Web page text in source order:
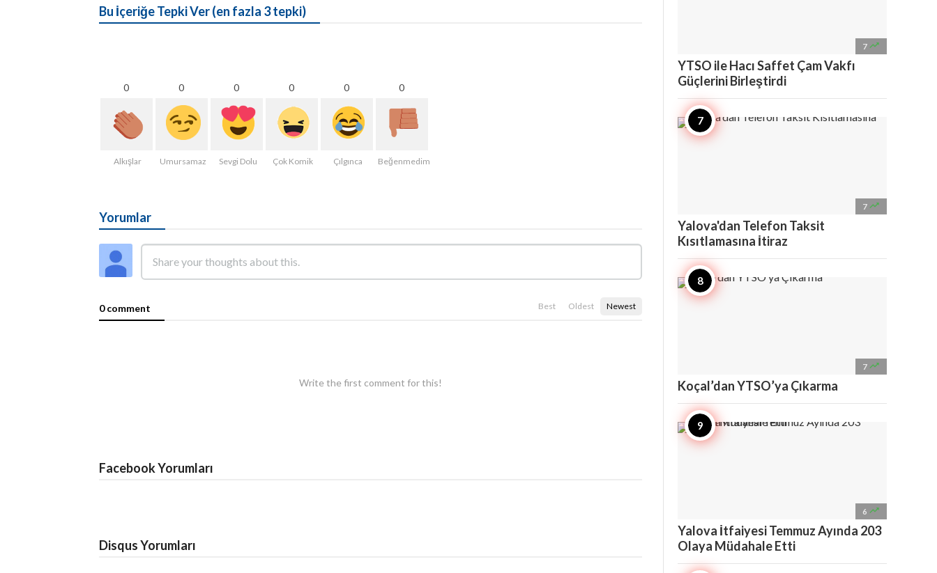
Bu İçeriğe Tepki Ver (en fazla 3 tepki)
0
Alkışlar
0
Umursamaz
0
Sevgi Dolu
0
Çok Komik
0
Çılgınca
0
Beğenmedim
Yorumlar
0 comment Best Oldest Newest
Write the first comment for this!
Facebook Yorumları
Disqus Yorumları
7 
YTSO ile Hacı Saffet Çam Vakfı
Güçlerini Birleştirdi
7 
Yalova'dan Telefon Taksit
Kısıtlamasına İtiraz
7 
Koçal’dan YTSO’ya Çıkarma
6 
Yalova İtfaiyesi Temmuz Ayında 203
Olaya Müdahale Etti